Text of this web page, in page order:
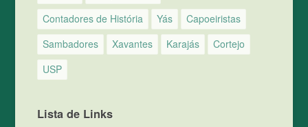
Contadores de História
Yás
Capoeiristas
Sambadores
Xavantes Karajás
Cortejo
USP
Lista de Links